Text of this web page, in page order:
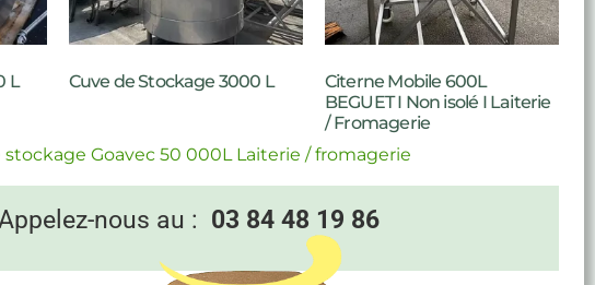
L Cuve de Stockage 3000 L
Citerne Mobile 600L
BEGUET I Non isolé I Laiterie
/ Fromagerie
stockage Goavec 50 000L Laiterie / fromagerie
nous au : 03 84 48 19 86